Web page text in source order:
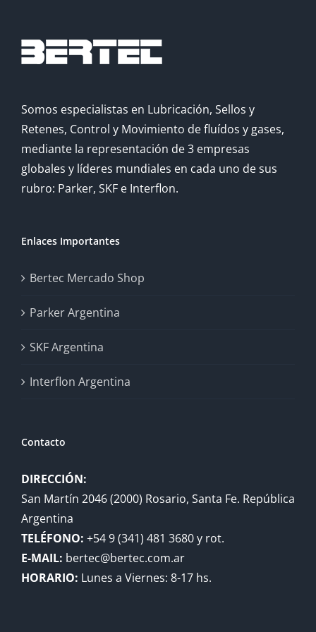
Somos especialistas en Lubricación, Sellos y
Retenes, Control y Movimiento de fluídos y gases,
mediante la representación de 3 empresas
globales y líderes mundiales en cada uno de sus
rubro: Parker, SKF e Interflon.
Enlaces Importantes
Bertec Mercado Shop
Parker Argentina
SKF Argentina
Interflon Argentina
Contacto
DIRECCIÓN:
San Martín 2046 (2000) Rosario, Santa Fe. República
Argentina
TELÉFONO: +54 9 (341) 481 3680 y rot.
E-MAIL: bertec@bertec.com.ar
HORARIO: Lunes a Viernes: 8-17 hs.